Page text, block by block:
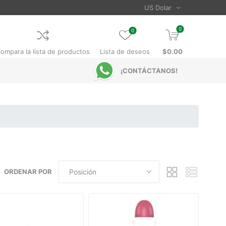
la lista de productos Lista de deseos
0 0
$0.00
¡CONTÁCTANOS!
ORDENAR POR